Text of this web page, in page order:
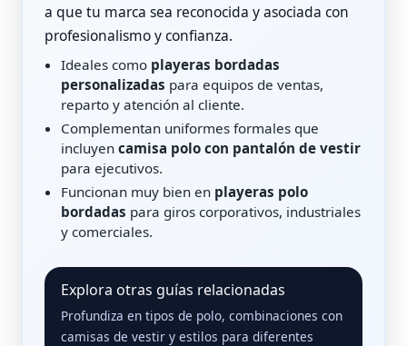
a que tu marca sea reconocida y asociada con
profesionalismo y confianza.
Ideales como playeras bordadas
personalizadas para equipos de ventas,
reparto y atención al cliente.
Complementan uniformes formales que
incluyen camisa polo con pantalón de vestir
para ejecutivos.
Funcionan muy bien en playeras polo
bordadas para giros corporativos, industriales
y comerciales.
Explora otras guías relacionadas
Profundiza en tipos de polo, combinaciones con
camisas de vestir y estilos para diferentes